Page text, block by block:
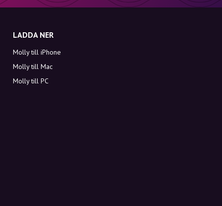
LADDA NER
Molly till iPhone
Molly till Mac
Molly till PC